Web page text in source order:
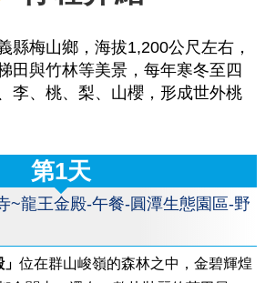
縣梅山鄉，海拔1,200公尺左右，
田與竹林等美景，每年寒冬至四
李、桃、梨、山櫻，形成世外桃
第1天
~龍王金殿-午餐-圓潭生態園區-野
位在群山峻嶺的森林之中，金碧輝煌